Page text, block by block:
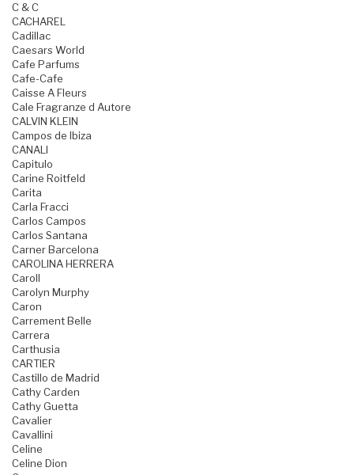
C & C
CACHAREL
Cadillac
Caesars World
Cafe Parfums
Cafe-Cafe
Caisse A Fleurs
Cale Fragranze d Autore
CALVIN KLEIN
Campos de Ibiza
CANALI
Capitulo
Carine Roitfeld
Carita
Carla Fracci
Carlos Campos
Carlos Santana
Carner Barcelona
CAROLINA HERRERA
Caroll
Carolyn Murphy
Caron
Carrement Belle
Carrera
Carthusia
CARTIER
Castillo de Madrid
Cathy Carden
Cathy Guetta
Cavalier
Cavallini
Celine
Celine Dion